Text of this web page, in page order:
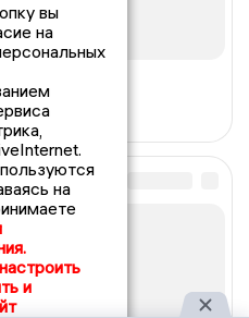
вы
на
на
настроить
и